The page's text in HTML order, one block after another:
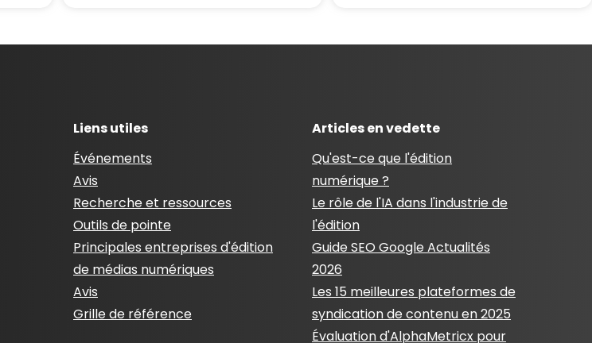
Liens utiles
Événements
Avis
Recherche et ressources
Outils de pointe
Principales entreprises d'édition
de médias numériques
Avis
Grille de référence
Articles en vedette
Qu'est-ce que l'édition
numérique ?
Le rôle de l'IA dans l'industrie de
l'édition
Guide SEO Google Actualités
2026
Les 15 meilleures plateformes de
syndication de contenu en 2025
Évaluation d'AlphaMetricx pour